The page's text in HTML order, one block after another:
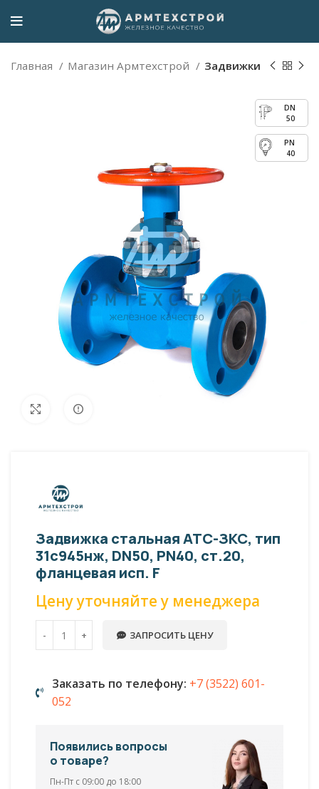
Главная Магазин Армтехстрой Задвижки
50
40
Увеличить
Задвижка стальная АТС-ЗКС, тип
31с945нж, DN50, PN40, ст.20,
фланцевая исп. F
Цену уточняйте у менеджера
ЗАПРОСИТЬ ЦЕНУ
Заказать по телефону: +7 (3522) 601-
052
Появились вопросы
о товаре?
Пн-Пт с 09:00 до 18:00